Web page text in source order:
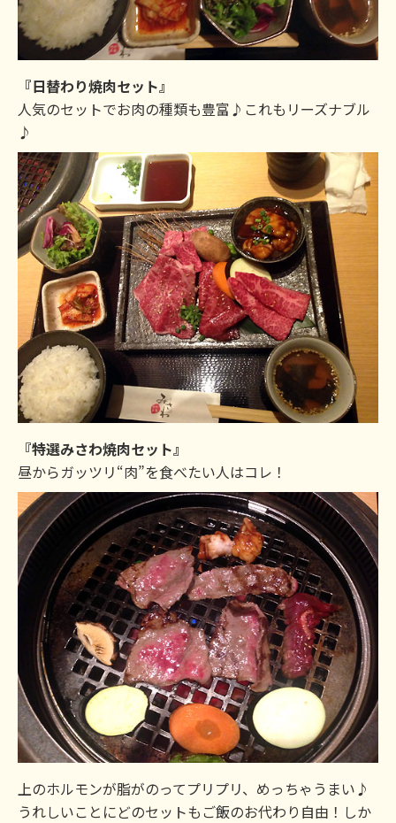
『日替わり焼肉セット』
人気のセットでお肉の種類も豊富♪これもリーズナブル
♪
『特選みさわ焼肉セット』
昼からガッツリ“肉”を食べたい人はコレ！
上のホルモンが脂がのってプリプリ、めっちゃうまい♪
うれしいことにどのセットもご飯のお代わり自由！しか